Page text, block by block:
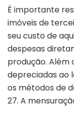
É importante
imóveis de
seu custo de
despesas
produção. Além
depreciadas ao
os métodos de
27. A